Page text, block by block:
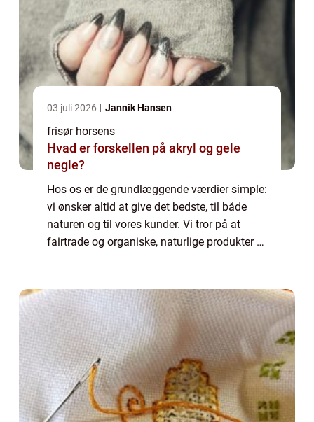
03 juli 2026 Jannik Hansen
frisør horsens
Hvad er forskellen på akryl og gele
negle?
Hos os er de grundlæggende værdier simple:
vi ønsker altid at give det bedste, til både
naturen og til vores kunder. Vi tror på at
fairtrade og organiske, naturlige produkter er